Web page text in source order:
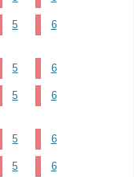
5 6
5 6
5 6
5 6
5 6